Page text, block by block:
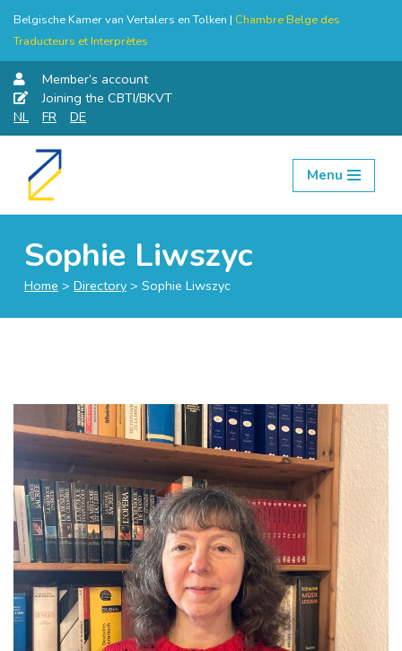
Belgische Kamer van Vertalers en Tolken | Chambre Belge des
Traducteurs et Interprètes
Member’s account
Joining the CBTI/BKVT
NL
FR DE
Skip
Menu
Sophie Liwszyc
Home > Directory > Sophie Liwszyc